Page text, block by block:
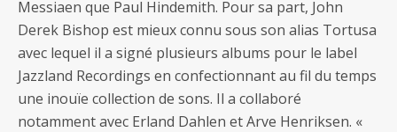
Messiaen que Paul Hindemith. Pour sa part, John
Derek Bishop est mieux connu sous son alias Tortusa
avec lequel il a signé plusieurs albums pour le label
Jazzland Recordings en confectionnant au fil du temps
une inouïe collection de sons. Il a collaboré
notamment avec Erland Dahlen et Arve Henriksen. «